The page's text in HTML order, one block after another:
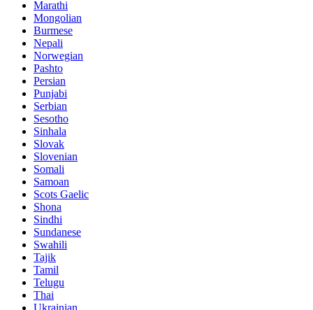
Marathi
Mongolian
Burmese
Nepali
Norwegian
Pashto
Persian
Punjabi
Serbian
Sesotho
Sinhala
Slovak
Slovenian
Somali
Samoan
Scots Gaelic
Shona
Sindhi
Sundanese
Swahili
Tajik
Tamil
Telugu
Thai
Ukrainian